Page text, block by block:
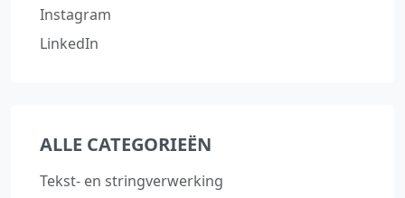
Instagram
LinkedIn
ALLE CATEGORIEËN
Tekst‑ en stringverwerking